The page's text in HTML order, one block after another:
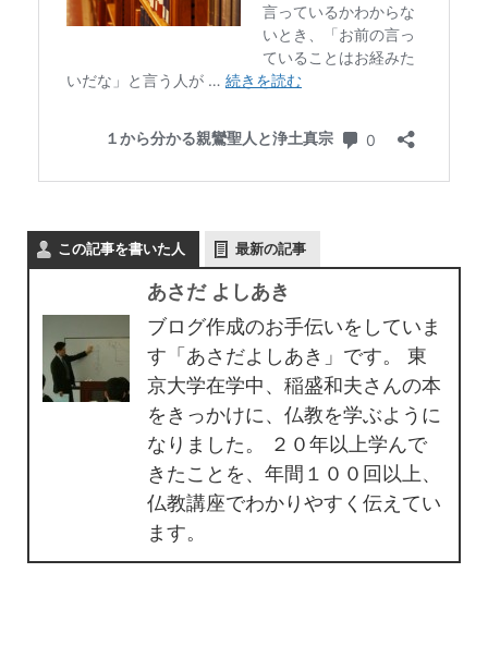
この記事を書いた人 最新の記事
あさだ よしあき
ブログ作成のお手伝いをしていま
す「あさだよしあき」です。 東
京大学在学中、稲盛和夫さんの本
をきっかけに、仏教を学ぶように
なりました。 ２０年以上学んで
きたことを、年間１００回以上、
仏教講座でわかりやすく伝えてい
ます。